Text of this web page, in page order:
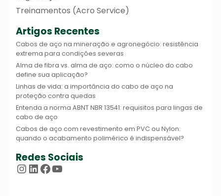
Treinamentos (Acro Service)
Artigos Recentes
Cabos de aço na mineração e agronegócio: resistência
extrema para condições severas
Alma de fibra vs. alma de aço: como o núcleo do cabo
define sua aplicação?
Linhas de vida: a importância do cabo de aço na
proteção contra quedas
Entenda a norma ABNT NBR 13541: requisitos para lingas de
cabo de aço
Cabos de aço com revestimento em PVC ou Nylon:
quando o acabamento polimérico é indispensável?
Redes Sociais
Instagram
LinkedIn
Facebook
Youtube